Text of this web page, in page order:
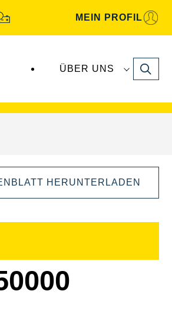
MEIN PROFIL
ÜBER UNS Search
HERUNTERLADEN